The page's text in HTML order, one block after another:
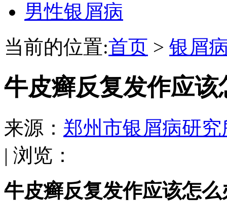
男性银屑病
当前的位置:首页 > 银屑
牛皮癣反复发作应该
来源： 郑州市银屑病研究
| 浏览：
牛皮癣反复发作应该怎么